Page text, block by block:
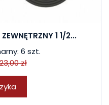
1 1/2...
6 szt.
zł